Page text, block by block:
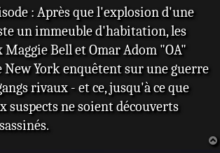
: Après que l'explosion d'une
un immeuble d'habitation, les
Maggie Bell et Omar Adom "OA"
New York enquêtent sur une guerre
rivaux - et ce, jusqu'à ce que
suspects ne soient découverts